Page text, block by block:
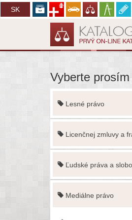
SK
CZ
Vyberte
Lesné právo
Licenčnej zmluvy a
Ľudské práva a
Mediálne právo